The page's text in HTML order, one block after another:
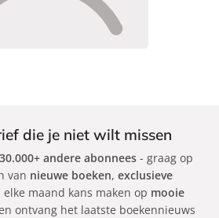
die je niet wilt missen
30.000+ andere abonnees- graag op
van nieuwe boeken, exclusieve
elke maand kans maken op mooie
ontvang het laatste boekennieuws